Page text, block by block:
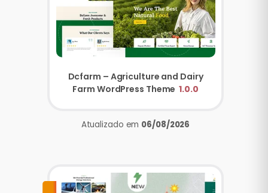
Dcfarm – Agriculture and Dairy
Farm WordPress Theme 1.0.0
Atualizado em 06/08/2026